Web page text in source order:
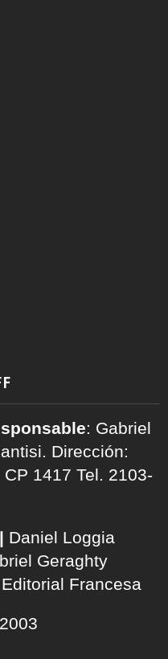
: Gabriel
Dirección:
1417 Tel. 2103-
Daniel Loggia
Geraghty
Editorial Francesa